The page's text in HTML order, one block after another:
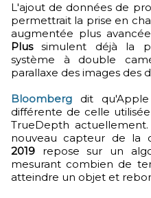
L'ajout de données de profondeur à la caméra arrière
permettrait la prise en
augmentée plus
Plussimulent déjà la
système à double
parallaxe des images des
Bloomberg dit
différente de celle
TrueDepth
nouveau capteur de la
2019 repose sur un
mesurant combien de
atteindre un objet et